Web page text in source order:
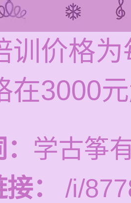
训价格
在3000
学古筝
：
/i/